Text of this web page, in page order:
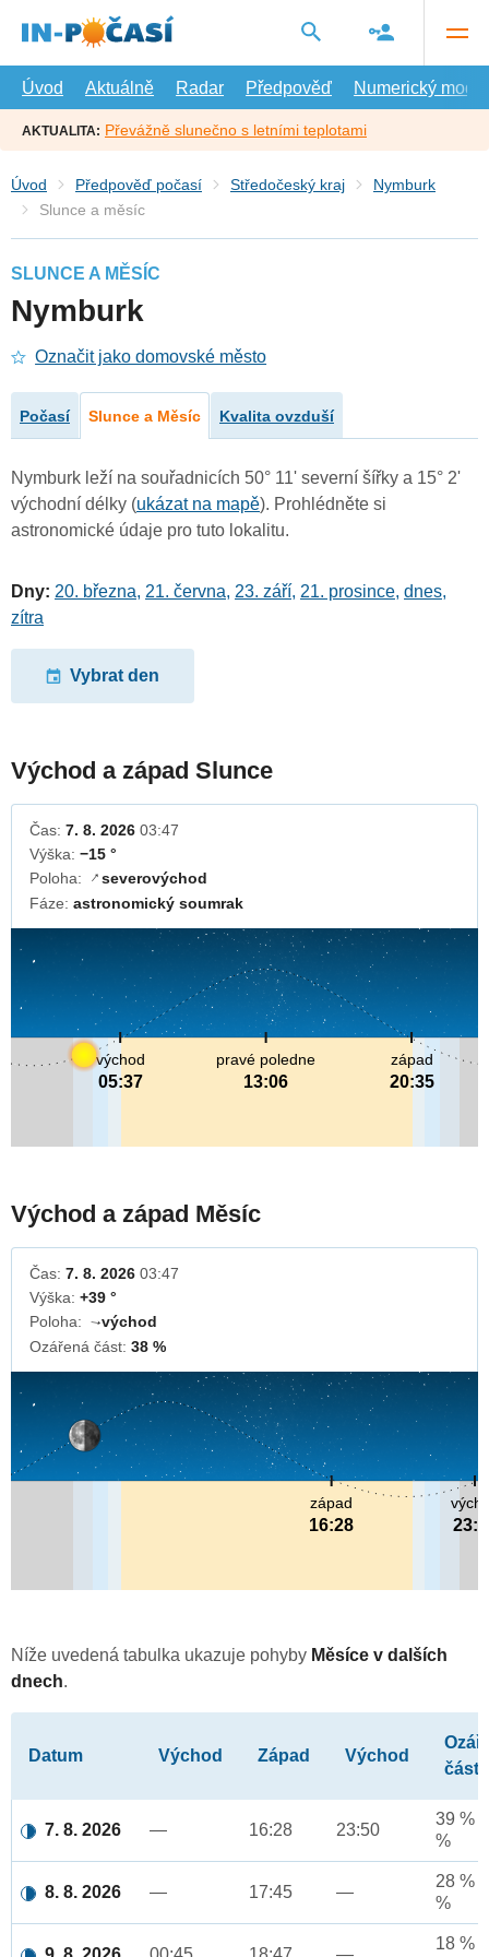
hlavní
Úvod
Aktuálně Radar Předpověď Numerický model
AKTUALITA: Převážně slunečno s letními teplotami
Úvod Předpověď počasí Středočeský kraj
Nymburk
Slunce a měsíc
SLUNCE A MĚSÍC
Nymburk
Označit jako domovské město
Počasí Slunce a Měsíc Kvalita ovzduší
Nymburk leží na souřadnicích 50° 11' severní šířky a 15° 2'
východní délky (ukázat na mapě). Prohlédněte si
astronomické údaje pro tuto lokalitu.
Dny: 20. března, 21. června, 23. září, 21. prosince, dnes,
zítra
Vybrat den
Východ a západ Slunce
Čas: 7. 8. 2026 03:47
Výška: −15 °
Poloha:
↓severovýchod
Fáze: astronomický soumrak
pravé poledne
13:06
východ
05:37
západ
20:35
Východ a západ Měsíc
Čas: 7. 8. 2026 03:47
Výška: +39 °
Poloha:
↓východ
Ozářená část: 38 %
západ
16:28
Níže uvedená tabulka ukazuje pohyby Měsíce v dalších
dnech.
Datum Východ Západ Východ
část
7. 8. 2026 — 16:28 23:50
39 %
%
8. 8. 2026 — 17:45 —
28 %
%
18 %